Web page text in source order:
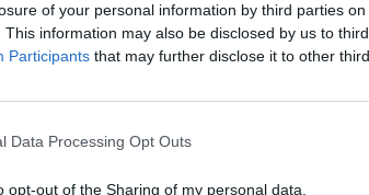
of your personal information by third parties on
This information may also be disclosed by us to
Participants that may further disclose it to other
Data Processing Opt Outs
opt-out of the Sharing of my personal data.
serwisu